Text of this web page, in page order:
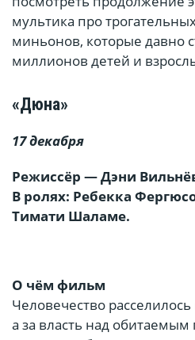
мультика про
миньонов, которые давно
миллионов детей и
«Дюна»
17 декабря
Режиссёр — Дэни
В ролях: Ребекка
Тимати Шаламе.
О чём фильм
Человечество
а за власть над обитаемым